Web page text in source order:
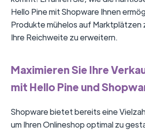
Hello Pine mit Shopware Ihnen
Produkte mühelos auf Marktplätzen
Ihre Reichweite zu erweitern.
Maximieren Sie Ihre
mit Hello Pine und
Shopware bietet bereits eine
um Ihren Onlineshop optimal zu